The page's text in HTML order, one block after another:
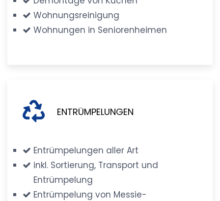
Wohnungsreinigung
Wohnungen in Seniorenheimen
ENTRÜMPELUNGEN
Entrümpelungen aller Art
inkl. Sortierung, Transport und
Entrümpelung
Entrümpelung von Messie-